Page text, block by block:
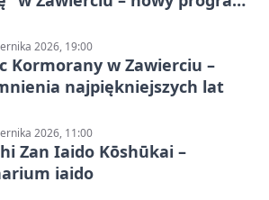
2026, 19:00
Kormorany w Zawierciu –
najpiękniejszych lat
2026, 11:00
Zan Iaido Kōshūkai –
iaido